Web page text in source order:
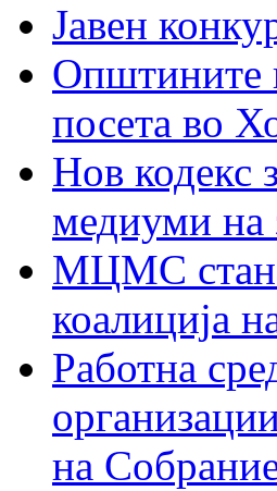
Јавен
Општините
посета во
Нов кодекс
медиуми на
МЦМС стана
коалиција
Работна
на